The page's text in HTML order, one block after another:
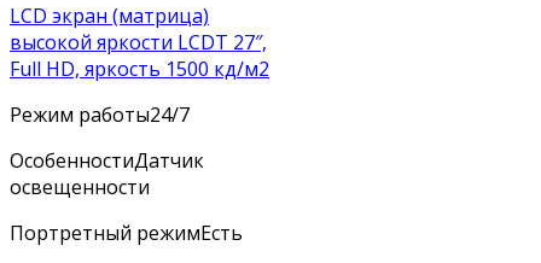
LCD экран (матрица)
высокой яркости LCDT 27″,
Full HD, яркость 1500 кд/м2
Режим работы24/7
ОсобенностиДатчик
освещенности
Портретный режимЕсть